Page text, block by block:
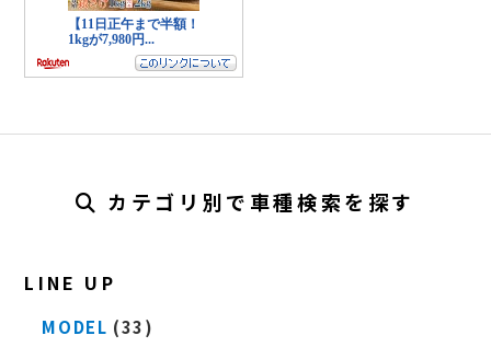
カテゴリ別で車種検索を探す
LINE UP
MODEL (33)